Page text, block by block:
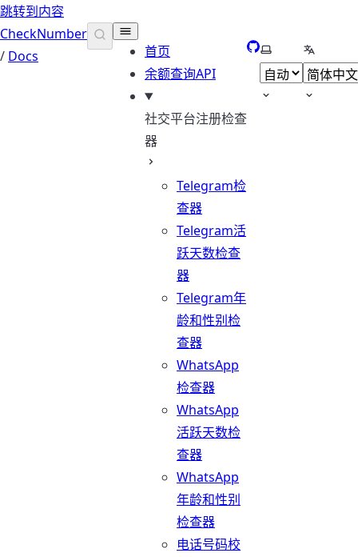
跳转到内容
CheckNumber
/ Docs
首页
余额查询API
社交平台注册检查
器
Telegram检
查器
Telegram活
跃天数检查
器
Telegram年
龄和性别检
查器
WhatsApp
检查器
WhatsApp
活跃天数检
查器
WhatsApp
年龄和性别
检查器
电话号码校
GitHub
选择主题选择语言